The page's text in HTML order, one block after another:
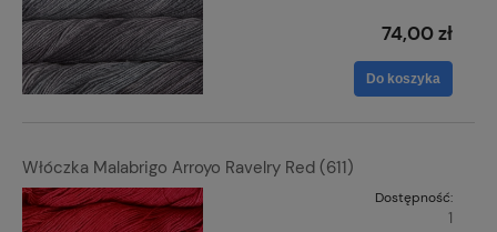
74,00 zł
Do koszyka
Włóczka Malabrigo Arroyo Ravelry Red (611)
Dostępność:
1